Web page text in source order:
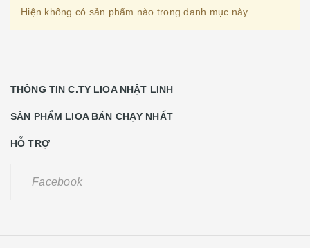
Hiện không có sản phẩm nào trong danh mục này
THÔNG TIN C.TY LIOA NHẬT LINH
SẢN PHẨM LIOA BÁN CHẠY NHẤT
HỖ TRỢ
Facebook